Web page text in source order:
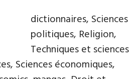
dictionnaires, Sciences
politiques, Religion,
Techniques et sciences
Sciences économiques,